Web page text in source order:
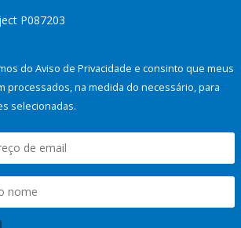
P087203
do Aviso de Privacidade e consinto que meus
processados, na medida do necessário, para
selecionadas.